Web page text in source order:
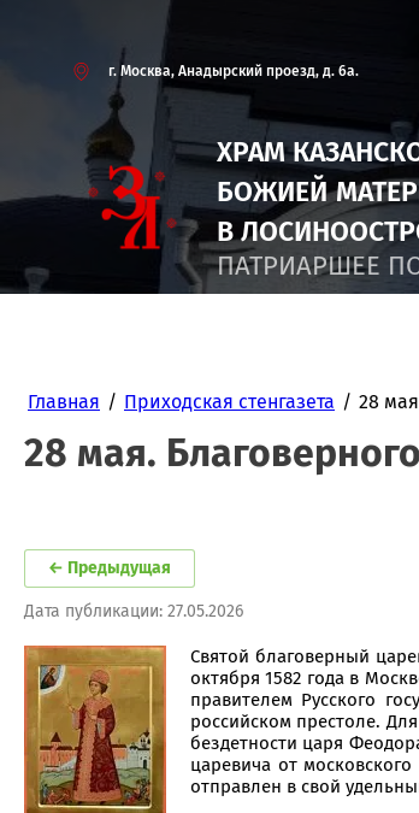
г. Москва, Анадырский проезд, д. 6а.
ХРАМ
БОЖИЕЙ
В
ПАТРИАРШЕЕ
Главная / Приходская стенгазета / 28
28 мая.
← Предыдущая
Дата публикации: 27.05.2026
Святой благоверный
октября 1582 года в
правителем Русского
российском престоле.
бездетности царя
царевича от
отправлен в свой